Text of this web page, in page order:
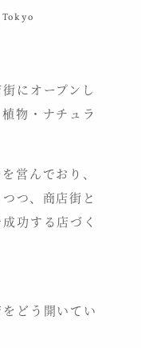
にオープンし
物・ナチュラ
営んでおり、
つ、商店街と
功する店づく
どう開いてい